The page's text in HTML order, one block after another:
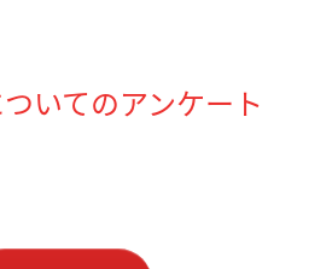
いてのアンケート